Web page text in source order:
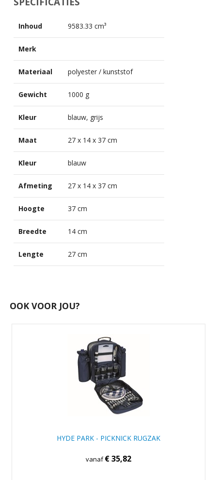
Inhoud 9583.33 cm³
Merk
Materiaal polyester / kunststof
Gewicht 1000 g
Kleur blauw, grijs
Maat 27 x 14 x 37 cm
Kleur blauw
Afmeting 27 x 14 x 37 cm
Hoogte 37 cm
Breedte 14 cm
Lengte 27 cm
OOK VOOR JOU?
HYDE PARK - PICKNICK RUGZAK
vanaf€ 35,82